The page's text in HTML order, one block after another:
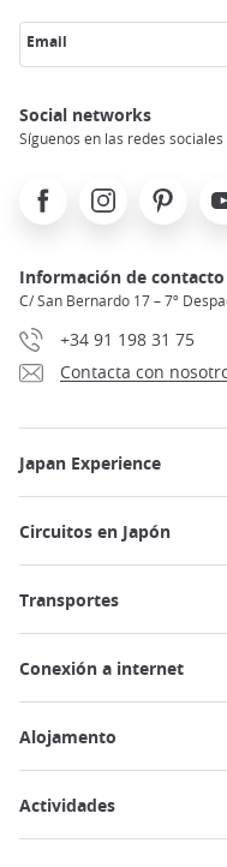
Email
Social networks
Síguenos en las redes sociales
FacebookInstagramPinterest
Información de contacto
C/ San Bernardo 17 – 7º
+34 91 198 31 75
Contacta con
Japan Experience
Circuitos en Japón
Transportes
Conexión a internet
Alojamento
Actividades